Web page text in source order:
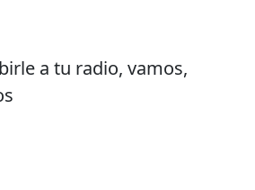
a tu radio, vamos,